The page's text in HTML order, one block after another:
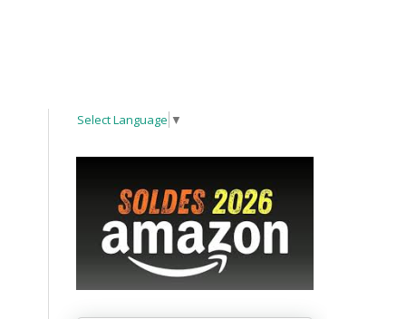
Select Language ▼